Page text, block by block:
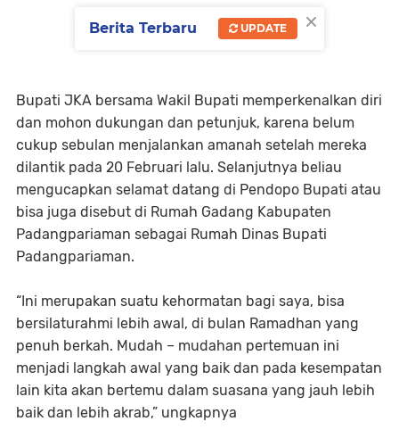
Bupati JKA bersama Wakil Bupati memperkenalkan diri
dan mohon dukungan dan petunjuk, karena belum
cukup sebulan menjalankan amanah setelah mereka
dilantik pada 20 Februari lalu. Selanjutnya beliau
mengucapkan selamat datang di Pendopo Bupati atau
bisa juga disebut di Rumah Gadang Kabupaten
Padangpariaman sebagai Rumah Dinas Bupati
Padangpariaman.
“Ini merupakan suatu kehormatan bagi saya, bisa
bersilaturahmi lebih awal, di bulan Ramadhan yang
penuh berkah. Mudah – mudahan pertemuan ini
menjadi langkah awal yang baik dan pada kesempatan
lain kita akan bertemu dalam suasana yang jauh lebih
baik dan lebih akrab,” ungkapnya
×
Berita Terbaru UPDATE